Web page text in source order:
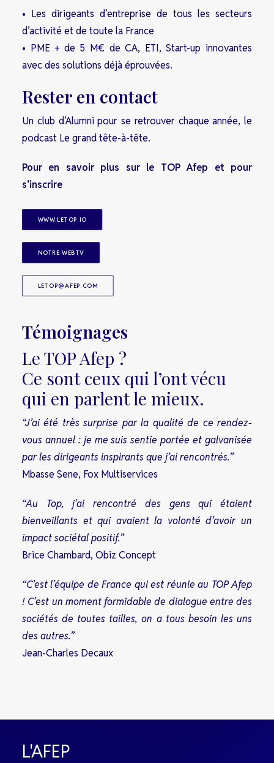
• Les dirigeants d’entreprise de tous les secteurs
d’activité et de toute la France
• PME + de 5 M€ de CA, ETI, Start-up innovantes
avec des solutions déjà éprouvées.
Rester en contact
Un club d’Alumni pour se retrouver chaque année, le
podcast Le grand tête-à-tête.
Pour en savoir plus sur le TOP Afep et pour
s’inscrire
WWW.LETOP.IO
NOTRE WEBTV
LETOP@AFEP.COM
Témoignages
Le TOP Afep ?
Ce sont ceux qui l’ont vécu
qui en parlent le mieux.
“J’ai été très surprise par la qualité de ce rendez-
vous annuel : je me suis sentie portée et galvanisée
par les dirigeants inspirants que j’ai rencontrés.”
Mbasse Sene, Fox Multiservices
“Au Top, j’ai rencontré des gens qui étaient
bienveillants et qui avaient la volonté d’avoir un
impact sociétal positif.”
Brice Chambard, Obiz Concept
“C’est l’équipe de France qui est réunie au TOP Afep
! C’est un moment formidable de dialogue entre des
sociétés de toutes tailles, on a tous besoin les uns
des autres.”
Jean-Charles Decaux
L'AFEP